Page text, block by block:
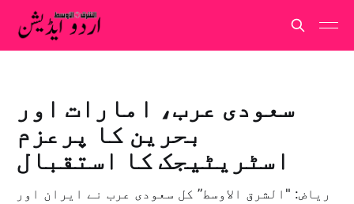
سعودی عرب، امارات اور
بحرین کا پرعزم
اسٹریٹیجک کا استقبال
ریاض: "الشرق الاوسط” کل سعودی عرب نے ایران اور